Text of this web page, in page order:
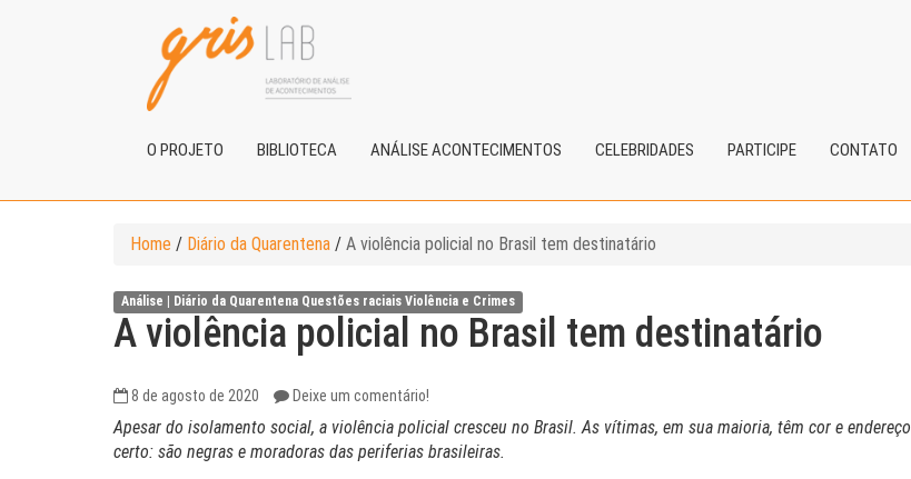
O PROJETO BIBLIOTECA ANÁLISE ACONTECIMENTOS CELEBRIDADES PARTICIPE CONTATO
Home / Diário da Quarentena / A violência policial no Brasil tem destinatário
Análise | Diário da Quarentena Questões raciais Violência e Crimes
A violência policial no Brasil tem destinatário
8 de agosto de 2020 Deixe um comentário!
Apesar do isolamento social, a violência policial cresceu no Brasil. As vítimas, em sua maioria, têm cor e endereço
certo: são negras e moradoras das periferias brasileiras.